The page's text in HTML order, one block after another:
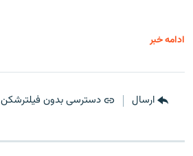
ادامه خبر
ارسال دسترسی بدون فیلترشکن